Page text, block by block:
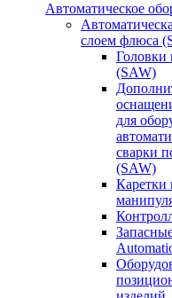
Автоматическое
слоем флюса
Головки
(SAW)
для
сварки
(SAW)
Каретки